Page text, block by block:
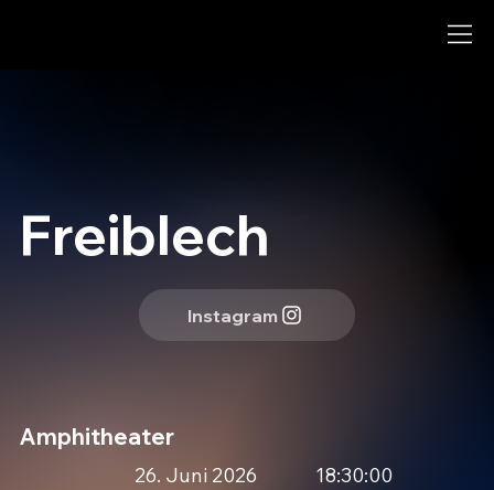
Freiblech
Instagram
Amphitheater
26. Juni 2026 18:30:00